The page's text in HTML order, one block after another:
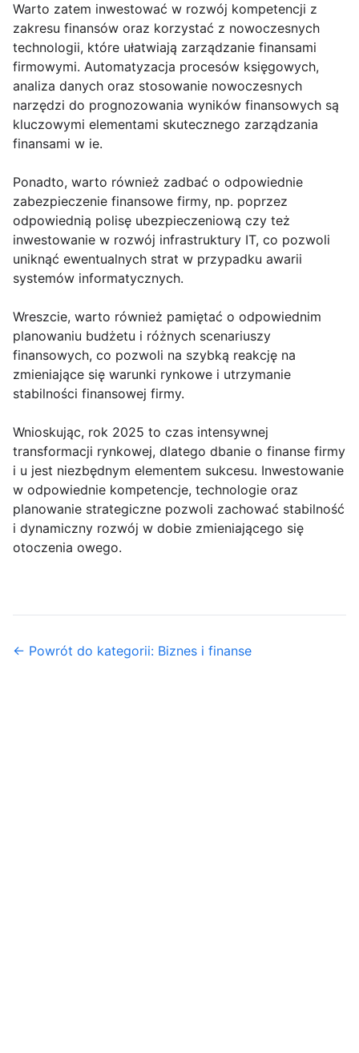
Warto zatem inwestować w rozwój kompetencji z
zakresu finansów oraz korzystać z nowoczesnych
technologii, które ułatwiają zarządzanie finansami
firmowymi. Automatyzacja procesów księgowych,
analiza danych oraz stosowanie nowoczesnych
narzędzi do prognozowania wyników finansowych są
kluczowymi elementami skutecznego zarządzania
finansami w ie.
Ponadto, warto również zadbać o odpowiednie
zabezpieczenie finansowe firmy, np. poprzez
odpowiednią polisę ubezpieczeniową czy też
inwestowanie w rozwój infrastruktury IT, co pozwoli
uniknąć ewentualnych strat w przypadku awarii
systemów informatycznych.
Wreszcie, warto również pamiętać o odpowiednim
planowaniu budżetu i różnych scenariuszy
finansowych, co pozwoli na szybką reakcję na
zmieniające się warunki rynkowe i utrzymanie
stabilności finansowej firmy.
Wnioskując, rok 2025 to czas intensywnej
transformacji rynkowej, dlatego dbanie o finanse firmy
i u jest niezbędnym elementem sukcesu. Inwestowanie
w odpowiednie kompetencje, technologie oraz
planowanie strategiczne pozwoli zachować stabilność
i dynamiczny rozwój w dobie zmieniającego się
otoczenia owego.
← Powrót do kategorii: Biznes i finanse